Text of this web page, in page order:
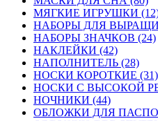
МЯГКИЕ ИГРУШКИ
НАБОРЫ ДЛЯ
НАБОРЫ ЗНАЧКОВ (24)
НАКЛЕЙКИ (42)
НАПОЛНИТЕЛЬ (28)
НОСКИ КОРОТКИЕ (31)
НОСКИ С ВЫСОКОЙ
НОЧНИКИ (44)
ОБЛОЖКИ ДЛЯ